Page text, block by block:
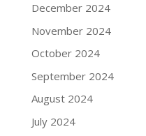
December 2024
November 2024
October 2024
September 2024
August 2024
July 2024